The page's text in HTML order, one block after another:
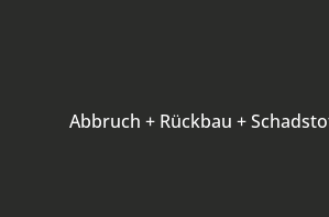
Abbruch + Rückbau +